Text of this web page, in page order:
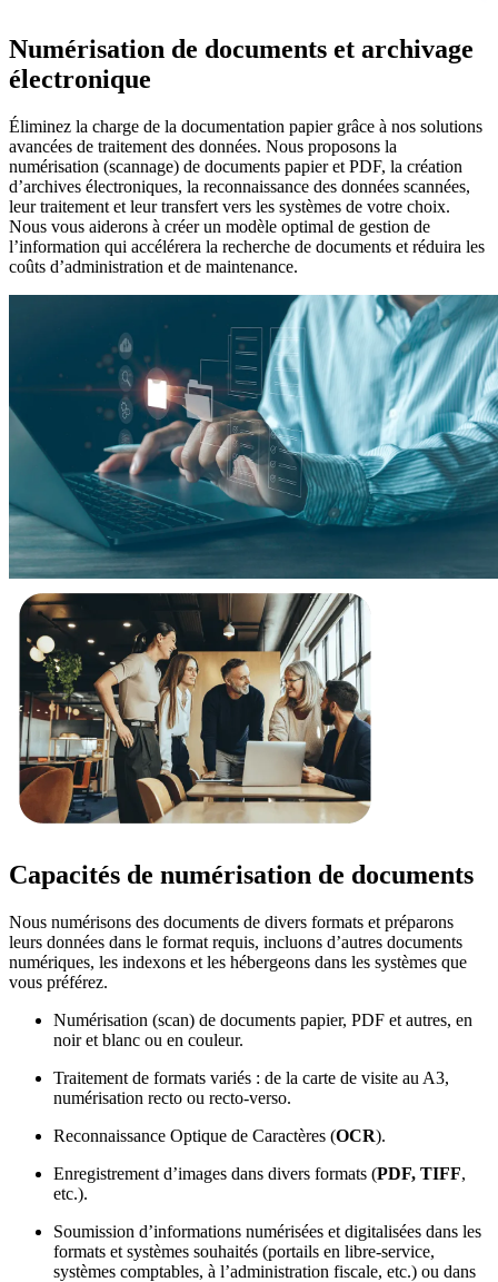
Numérisation de documents et archivage
électronique
Éliminez la charge de la documentation papier grâce à nos solutions
avancées de traitement des données. Nous proposons la
numérisation (scannage) de documents papier et PDF, la création
d’archives électroniques, la reconnaissance des données scannées,
leur traitement et leur transfert vers les systèmes de votre choix.
Nous vous aiderons à créer un modèle optimal de gestion de
l’information qui accélérera la recherche de documents et réduira les
coûts d’administration et de maintenance.
Capacités de numérisation de documents
Nous numérisons des documents de divers formats et préparons
leurs données dans le format requis, incluons d’autres documents
numériques, les indexons et les hébergeons dans les systèmes que
vous préférez.
Numérisation (scan) de documents papier, PDF et autres, en
noir et blanc ou en couleur.
Traitement de formats variés : de la carte de visite au A3,
numérisation recto ou recto-verso.
Reconnaissance Optique de Caractères (OCR).
Enregistrement d’images dans divers formats (PDF, TIFF,
etc.).
Soumission d’informations numérisées et digitalisées dans les
formats et systèmes souhaités (portails en libre-service,
systèmes comptables, à l’administration fiscale, etc.) ou dans